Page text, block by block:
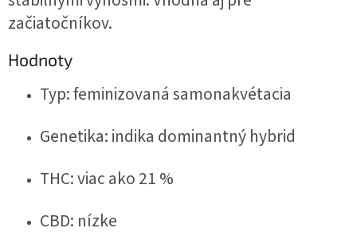
začiatočníkov.
Hodnoty
Typ: feminizovaná samonakvétacia
Genetika: indika dominantný hybrid
THC: viac ako 21 %
CBD: nízke